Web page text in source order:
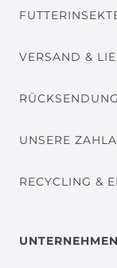
VERSAND &
RÜCKSENDUNG
UNSERE
RECYCLING &
UNTERNEHMEN